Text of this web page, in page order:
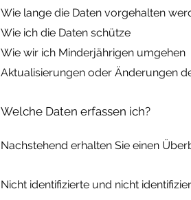
Wie lange die Daten vorgehalten
Wie ich die Daten schütze
Wie wir ich Minderjährigen umgehen
Aktualisierungen oder Änderungen
Welche Daten erfassen ich?
Nachstehend erhalten Sie einen
Nicht identifizierte und nicht